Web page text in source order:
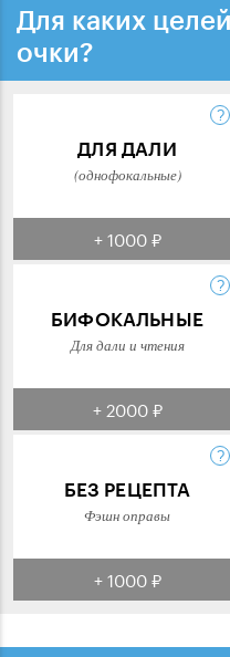
Для каких
очки?
ДЛЯ ДАЛИ
(однофокальные)
+ 1000 ₽
БИФОКАЛЬНЫЕ
Для дали и чтения
+ 2000 ₽
БЕЗ РЕЦЕПТА
Фэшн оправы
+ 1000 ₽